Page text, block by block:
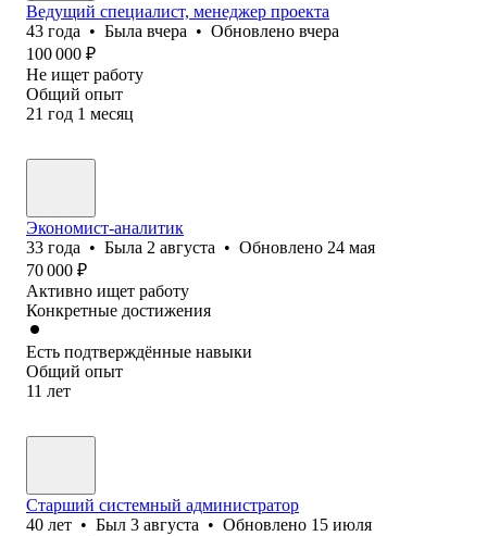
Ведущий специалист, менеджер проекта
43 года • Была вчера • Обновлено вчера
100 000 ₽
Не ищет работу
Общий опыт
21 год 1 месяц
Экономист-аналитик
33 года • Была 2 августа • Обновлено 24 мая
70 000 ₽
Активно ищет работу
Конкретные достижения
Есть подтверждённые навыки
Общий опыт
11 лет
Старший системный администратор
40 лет • Был 3 августа • Обновлено 15 июля